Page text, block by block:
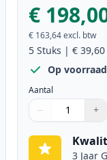
€
€ 163,64excl. btw
5 Stuks | € 39,60
Op voorraad
Aantal
Gebruik de
− +
1
3 Jaar